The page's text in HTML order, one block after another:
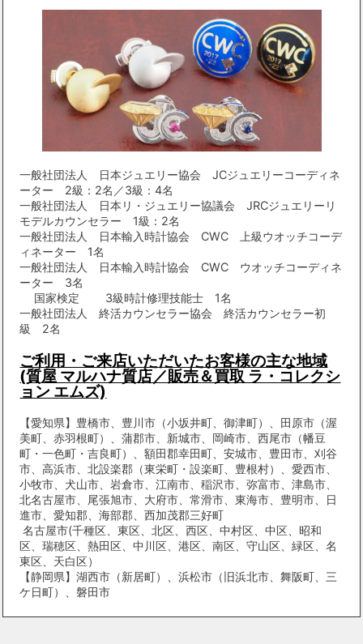
一般社団法人 日本ジュエリー協会 JCジュエリーコーディネ
ーター 2級：2名／3級：4名
一般社団法人 日本リ・ジュエリー協議会 JRCジュエリーリ
モデルカウンセラー 1級：2名
一般社団法人 日本輸入時計協会 CWC 上級ウオッチコーデ
ィネーター 1名
一般社団法人 日本輸入時計協会 CWC ウオッチコーディネ
ーター 3名
国家検定 3級時計修理技能士 1名
一般社団法人 終活カウンセラー協会 終活カウンセラー初
級 2名
ご利用・ご来店いただいたお客様の主な地域
(質屋 マルハナ質店／販売＆買取 ラ・コレクシ
ョン エムズ)
【愛知県】豊橋市、豊川市（小坂井町、御津町）、田原市（渥
美町、赤羽根町）、蒲郡市、新城市、岡崎市、西尾市（幡豆
町・一色町・吉良町）、額田郡幸田町、安城市、豊田市、刈谷
市、高浜市、北設楽郡（東栄町・設楽町、豊根村）、愛西市、
小牧市、犬山市、岩倉市、江南市、稲沢市、弥富市、津島市、
北名古屋市、尾張旭市、大府市、常滑市、東海市、豊明市、日
進市、愛知郡、海部郡、西加茂郡三好町
名古屋市(千種区、東区、北区、西区、中村区、中区、昭和
区、瑞穂区、熱田区、中川区、港区、南区、守山区、緑区、名
東区、天白区）
【静岡県】湖西市（新居町）、浜松市（旧浜北市、舞阪町、三
ケ日町）、磐田市